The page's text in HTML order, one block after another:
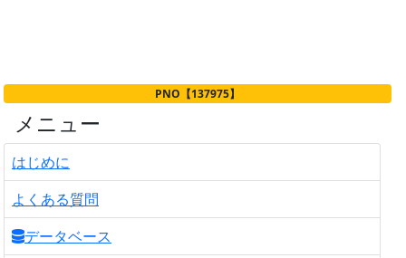
PNO【137975】
メニュー
はじめに
よくある質問
データベース